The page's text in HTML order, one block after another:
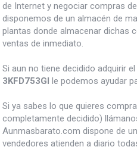
de Internet y negociar compras
disponemos de un almacén de
plantas donde almacenar dichas
ventas de inmediato.
Si aun no tiene decidido adquirir
3KFD753GI le podemos ayudar
Si ya sabes lo que quieres
completamente decidido)
Aunmasbarato.com dispone de
vendedores atienden a diario